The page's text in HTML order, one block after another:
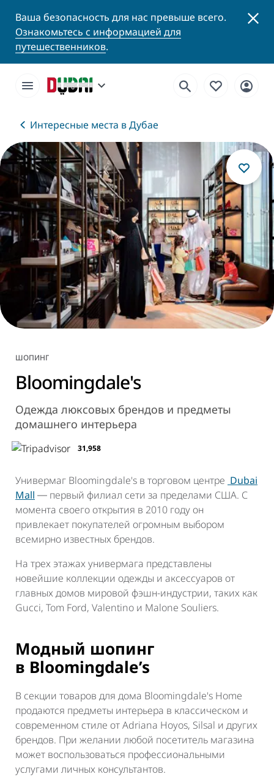
Ваша безопасность для нас превыше всего.
Ознакомьтесь с информацией для
путешественников.
Интересные места в Дубае
ШОПИНГ
Bloomingdale's
Одежда люксовых брендов и предметы
домашнего интерьера
31,958
Универмаг Bloomingdale's в торговом центре Dubai
Mall ― первый филиал сети за пределами США. С
момента своего открытия в 2010 году он
привлекает покупателей огромным выбором
всемирно известных брендов.
На трех этажах универмага представлены
новейшие коллекции одежды и аксессуаров от
главных домов мировой фэшн-индустрии, таких как
Gucci, Tom Ford, Valentino и Malone Souliers.
Модный шопинг
в Bloomingdale’s
В секции товаров для дома Bloomingdale's Home
продаются предметы интерьера в классическом и
современном стиле от Adriana Hoyos, Silsal и других
брендов. При желании любой посетитель магазина
может воспользоваться профессиональными
услугами личных консультантов.